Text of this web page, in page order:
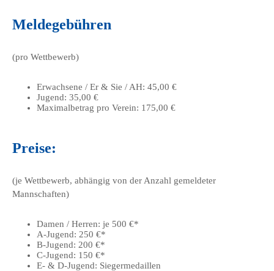
Meldegebühren
(pro Wettbewerb)
Erwachsene / Er & Sie / AH: 45,00 €
Jugend: 35,00 €
Maximalbetrag pro Verein: 175,00 €
Preise:
(je Wettbewerb, abhängig von der Anzahl gemeldeter
Mannschaften)
Damen / Herren: je 500 €*
A-Jugend: 250 €*
B-Jugend: 200 €*
C-Jugend: 150 €*
E- & D-Jugend: Siegermedaillen